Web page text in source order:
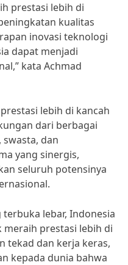
prestasi lebih di
kualitas
inovasi teknologi
dapat menjadi
kata Achmad
lebih di kancah
dari berbagai
dan
yang sinergis,
seluruh potensinya
lebar, Indonesia
prestasi lebih di
tekad dan kerja keras,
kepada dunia bahwa